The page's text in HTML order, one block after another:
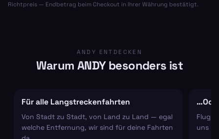
Richtpreis — Endbetrag beim Checkout in Ihrer Währung bestätigt.
ANDY ENTDECKEN
Warum ANDY besonders ist
Für alle Langstreckenfahrten
Von Stadt zu Stadt, von Land zu Land — egal
welche Entfernung, wir sind für deine Fahrten
uns